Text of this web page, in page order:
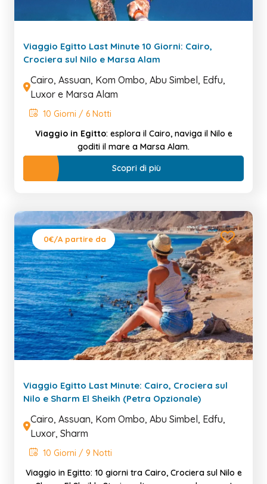
Viaggio Egitto Last Minute 10 Giorni: Cairo,
Crociera sul Nilo e Marsa Alam
Cairo, Assuan, Kom Ombo, Abu Simbel, Edfu,
Luxor e Marsa Alam
10 Giorni / 6 Notti
Viaggio in Egitto: esplora il Cairo, naviga il Nilo e
goditi il mare a Marsa Alam.
Scopri di più
0€/A partire da
Viaggio Egitto Last Minute: Cairo, Crociera sul
Nilo e Sharm El Sheikh (Petra Opzionale)
Cairo, Assuan, Kom Ombo, Abu Simbel, Edfu,
Luxor, Sharm
10 Giorni / 9 Notti
Viaggio in Egitto: 10 giorni tra Cairo, Crociera sul Nilo e